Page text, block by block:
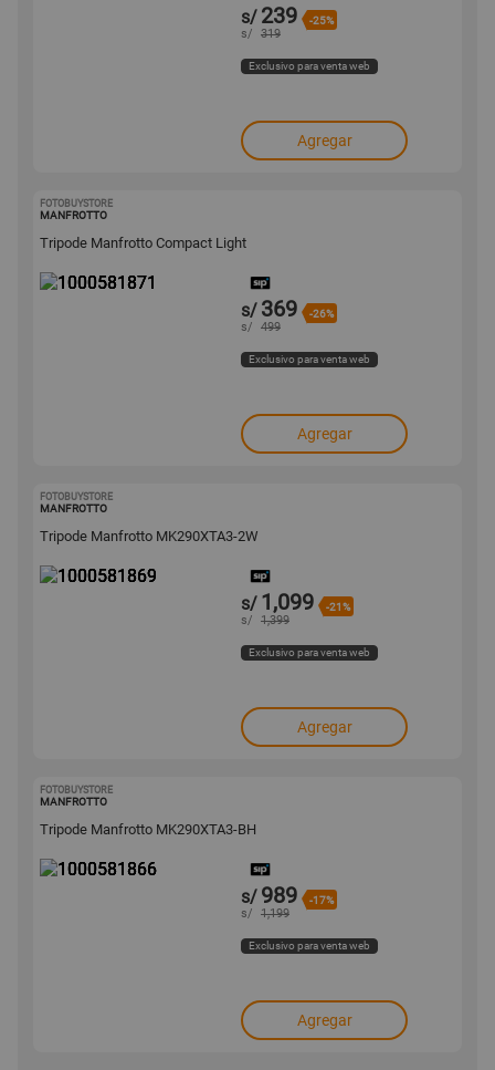
s/ 239 -25%
s/ 319
Exclusivo para venta web
Agregar
FOTOBUYSTORE
MANFROTTO
Tripode Manfrotto Compact Light
s/ 369 -26%
s/ 499
Exclusivo para venta web
Agregar
FOTOBUYSTORE
MANFROTTO
Tripode Manfrotto MK290XTA3-2W
s/ 1,099 -21%
s/ 1,399
Exclusivo para venta web
Agregar
FOTOBUYSTORE
MANFROTTO
Tripode Manfrotto MK290XTA3-BH
s/ 989 -17%
s/ 1,199
Exclusivo para venta web
Agregar